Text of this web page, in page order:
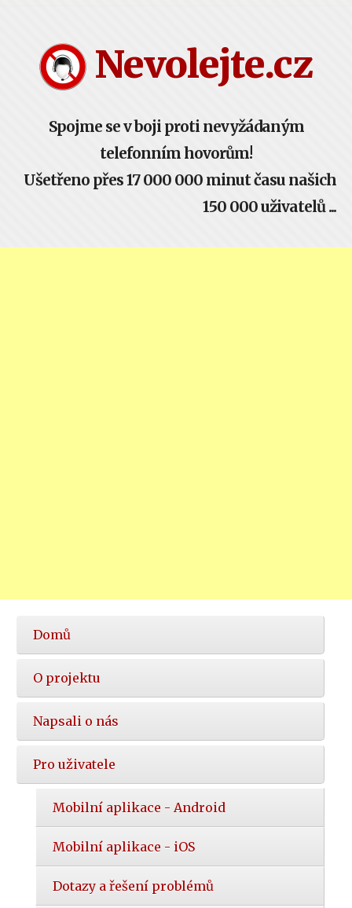
Nevolejte.cz
Spojme se v boji proti nevyžádaným
telefonním hovorům!
Ušetřeno přes 17 000 000 minut času našich
150 000 uživatelů ...
Hlavní
nabídka
Domů
O projektu
Napsali o nás
Pro uživatele
Mobilní aplikace - Android
Mobilní aplikace - iOS
Dotazy a řešení problémů